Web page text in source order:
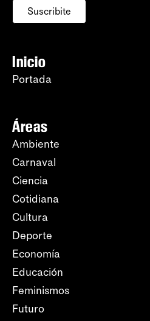
Suscribite
Inicio
Portada
Áreas
Ambiente
Carnaval
Ciencia
Cotidiana
Cultura
Deporte
Economía
Educación
Feminismos
Futuro